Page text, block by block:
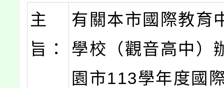
主
旨：
有關本市國際教育
學校（觀音高中）
園市113學年度國